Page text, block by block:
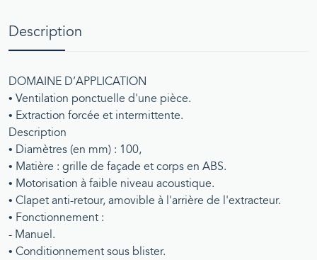
Description
DOMAINE D’APPLICATION
• Ventilation ponctuelle d'une pièce.
• Extraction forcée et intermittente.
Description
• Diamètres (en mm) : 100,
• Matière : grille de façade et corps en ABS.
• Motorisation à faible niveau acoustique.
• Clapet anti-retour, amovible à l'arrière de l'extracteur.
• Fonctionnement :
- Manuel.
• Conditionnement sous blister.